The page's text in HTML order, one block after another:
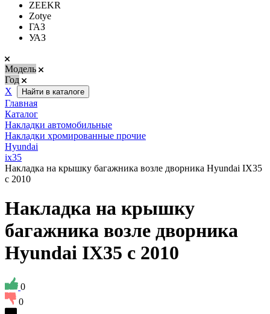
ZEEKR
Zotye
ГАЗ
УАЗ
Модель
Год
Х
Найти в каталоге
Главная
Каталог
Накладки автомобильные
Накладки хромированные прочие
Hyundai
ix35
Накладка на крышку багажника возле дворника Hyundai IX35
с 2010
Накладка на крышку
багажника возле дворника
Hyundai IX35 с 2010
0
0